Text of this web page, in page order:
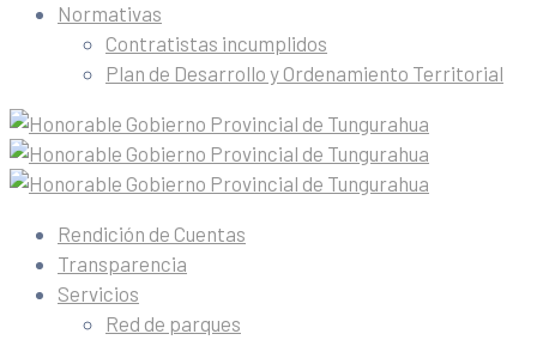
Normativas
Contratistas incumplidos
Plan de Desarrollo y Ordenamiento Territorial
Rendición de Cuentas
Transparencia
Servicios
Red de parques